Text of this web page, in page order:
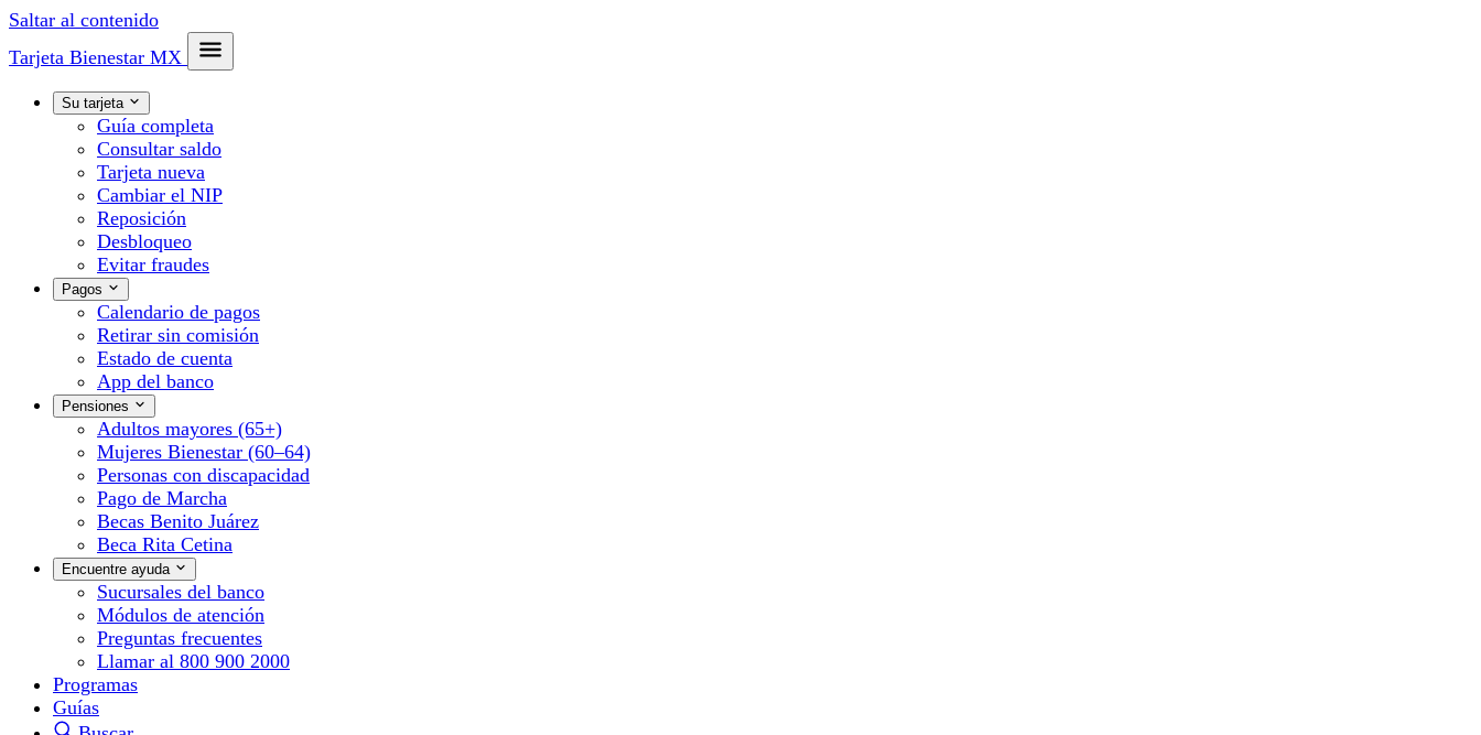
Saltar al contenido
Tarjeta Bienestar MX
Su tarjeta
Guía completa
Consultar saldo
Tarjeta nueva
Cambiar el NIP
Reposición
Desbloqueo
Evitar fraudes
Pagos
Calendario de pagos
Retirar sin comisión
Estado de cuenta
App del banco
Pensiones
Adultos mayores (65+)
Mujeres Bienestar (60–64)
Personas con discapacidad
Pago de Marcha
Becas Benito Juárez
Beca Rita Cetina
Encuentre ayuda
Sucursales del banco
Módulos de atención
Preguntas frecuentes
Llamar al 800 900 2000
Programas
Guías